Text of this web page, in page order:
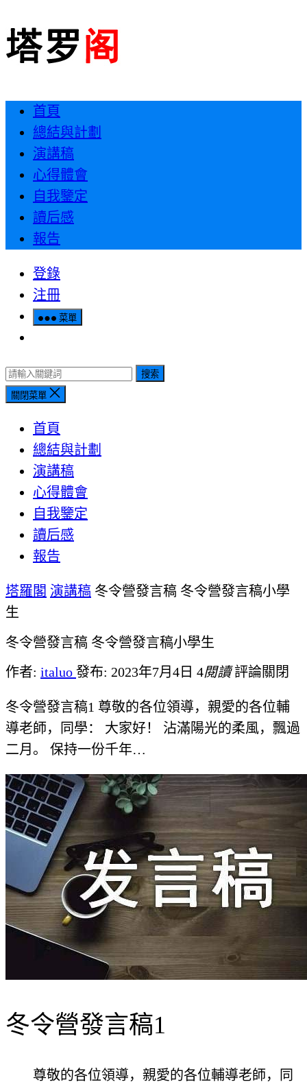
首頁
總結與計劃
演講稿
心得體會
自我鑒定
讀后感
報告
登錄
注冊
菜單
搜索
關閉菜單
首頁
總結與計劃
演講稿
心得體會
自我鑒定
讀后感
報告
塔羅閣 演講稿 冬令營發言稿 冬令營發言稿小學
生
冬令營發言稿 冬令營發言稿小學生
作者: italuo 發布: 2023年7月4日 4閱讀 評論關閉
冬令營發言稿1 尊敬的各位領導，親愛的各位輔
導老師，同學： 大家好！ 沾滿陽光的柔風，飄過
二月。 保持一份千年…
冬令營發言稿1
尊敬的各位領導，親愛的各位輔導老師，同